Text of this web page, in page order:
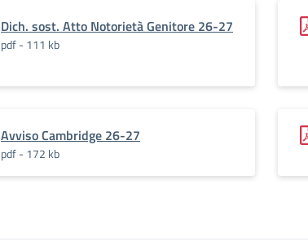
Dich. sost. Atto Notorietà Genitore 26-27
pdf - 111 kb
Avviso Cambridge 26-27
pdf - 172 kb